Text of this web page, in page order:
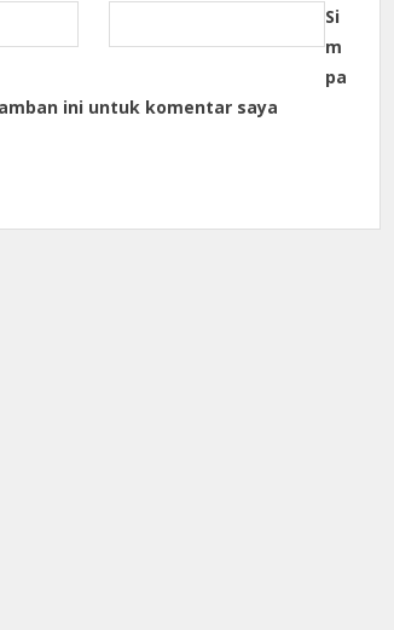
Si
m
pa
ini untuk komentar saya